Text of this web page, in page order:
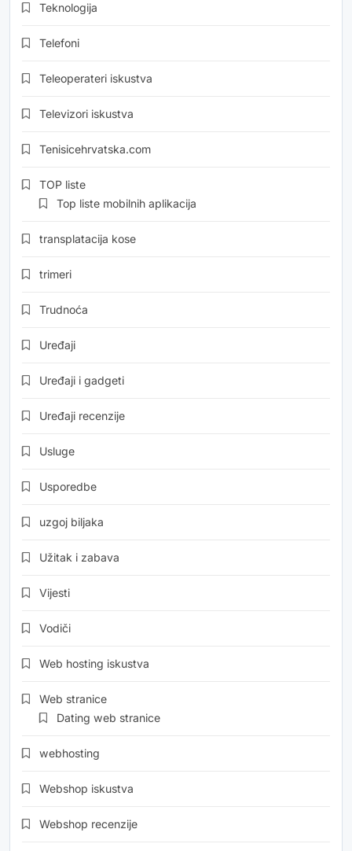
Teknologija
Telefoni
Teleoperateri iskustva
Televizori iskustva
Tenisicehrvatska.com
TOP liste
Top liste mobilnih aplikacija
transplatacija kose
trimeri
Trudnoća
Uređaji
Uređaji i gadgeti
Uređaji recenzije
Usluge
Usporedbe
uzgoj biljaka
Užitak i zabava
Vijesti
Vodiči
Web hosting iskustva
Web stranice
Dating web stranice
webhosting
Webshop iskustva
Webshop recenzije